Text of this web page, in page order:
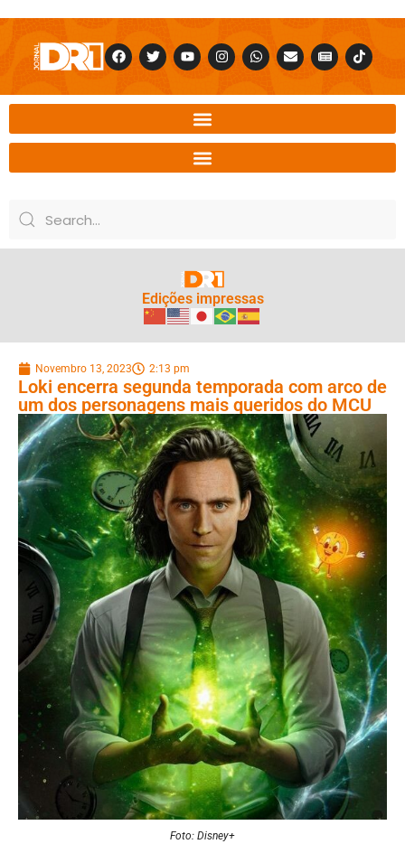
Edições impressas
Novembro 13, 2023 2:13 pm
Loki encerra segunda temporada com arco de
um dos personagens mais queridos do MCU
Foto: Disney+